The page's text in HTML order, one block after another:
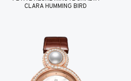
CLARA HUMMING BIRD